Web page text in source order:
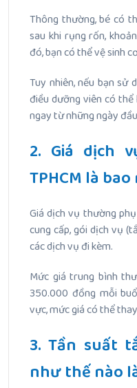
Thông thường, bé có
sau khi rụng rốn,
đó, bạn có thể vệ sinh
Tuy nhiên, nếu bạn sử
điều dưỡng viên có
ngay từ những ngày
2. Giá dịch
TPHCM là
Giá dịch vụ thường
cung cấp, gói dịch vụ
các dịch vụ đi kèm.
Mức giá trung bình
350.000 đồng mỗi
vực, mức giá có thể
3. Tần suất
như thế nào